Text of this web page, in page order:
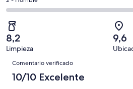
con
una
puntuación
de
10
Excelente
de
con
una
puntuación
total
de
10
con
una
puntuación
de
de
total
de
10
puntuación
comentarios
de
un
total
de
10
con
8,2
Limpieza
9,6
Comentarios
Comentario verificado
10/10 Excelente